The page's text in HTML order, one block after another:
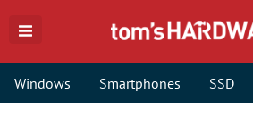
Windows Smartphones SSD